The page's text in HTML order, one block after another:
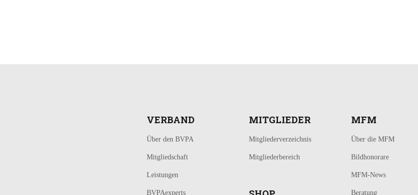
VERBAND
Über den BVPA
Mitgliedschaft
Leistungen
BVPAexperts
MITGLIEDER
Mitgliederverzeichnis
Mitgliederbereich
MFM
Über die MFM
Bildhonorare
MFM-News
Beratung